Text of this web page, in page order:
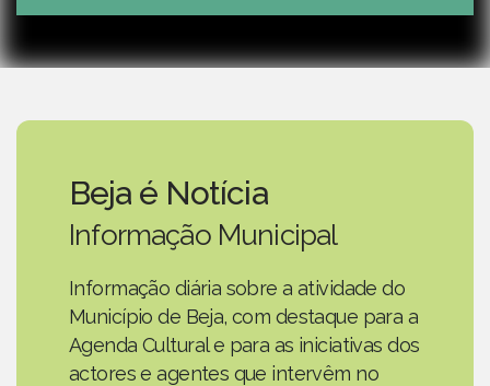
Play Mute
Beja é Notícia
Informação Municipal
Informação diária sobre a atividade do
Município de Beja, com destaque para a
Agenda Cultural e para as iniciativas dos
actores e agentes que intervêm no